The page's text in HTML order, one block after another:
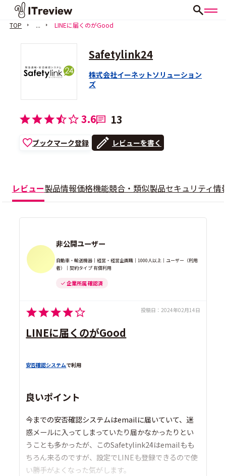
TOP ... LINEに届くのがGood
Safetylink24
株式会社イーネットソリューション
ズ
3.6 13
ブックマーク登録 レビューを書く
レビュー製品情報価格機能競合・類似製品セキュリティ情
非公開ユーザー
自動車・輸送機器｜経営・経営企画職｜1000人以上｜ユーザー（利用
者）｜契約タイプ 有償利用
企業所属 確認済
投稿日： 2024年02月14日
LINEに届くのがGood
安否確認システムで利用
良いポイント
今までの安否確認システムはemailに届いていて、迷
惑メールに入ってしまっていたり届かなかったりとい
うことも多かったが、このSafetylink24はemailもも
ちろん来るのですが、設定でLINEも登録できるので使
い勝手がよくなった気がします。